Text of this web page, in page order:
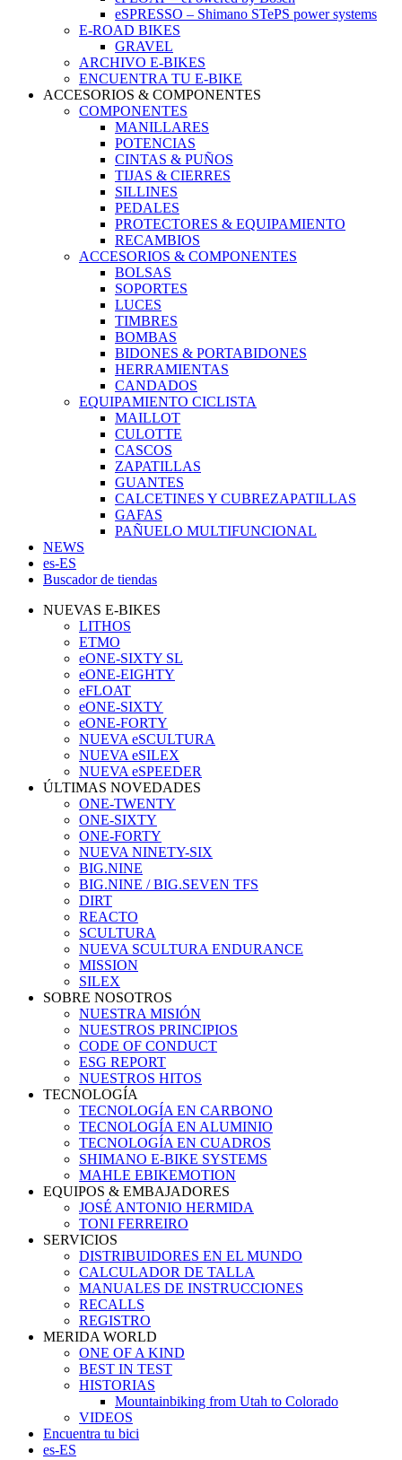
eSPRESSO – Shimano STePS power systems
E-ROAD BIKES
GRAVEL
ARCHIVO E-BIKES
ENCUENTRA TU E-BIKE
ACCESORIOS & COMPONENTES
COMPONENTES
MANILLARES
POTENCIAS
CINTAS & PUÑOS
TIJAS & CIERRES
SILLINES
PEDALES
PROTECTORES & EQUIPAMIENTO
RECAMBIOS
ACCESORIOS & COMPONENTES
BOLSAS
SOPORTES
LUCES
TIMBRES
BOMBAS
BIDONES & PORTABIDONES
HERRAMIENTAS
CANDADOS
EQUIPAMIENTO CICLISTA
MAILLOT
CULOTTE
CASCOS
ZAPATILLAS
GUANTES
CALCETINES Y CUBREZAPATILLAS
GAFAS
PAÑUELO MULTIFUNCIONAL
NEWS
es-ES
Buscador de tiendas
NUEVAS E-BIKES
LITHOS
ETMO
eONE-SIXTY SL
eONE-EIGHTY
eFLOAT
eONE-SIXTY
eONE-FORTY
NUEVA eSCULTURA
NUEVA eSILEX
NUEVA eSPEEDER
ÚLTIMAS NOVEDADES
ONE-TWENTY
ONE-SIXTY
ONE-FORTY
NUEVA NINETY-SIX
BIG.NINE
BIG.NINE / BIG.SEVEN TFS
DIRT
REACTO
SCULTURA
NUEVA SCULTURA ENDURANCE
MISSION
SILEX
SOBRE NOSOTROS
NUESTRA MISIÓN
NUESTROS PRINCIPIOS
CODE OF CONDUCT
ESG REPORT
NUESTROS HITOS
TECNOLOGÍA
TECNOLOGÍA EN CARBONO
TECNOLOGÍA EN ALUMINIO
TECNOLOGÍA EN CUADROS
SHIMANO E-BIKE SYSTEMS
MAHLE EBIKEMOTION
EQUIPOS & EMBAJADORES
JOSÉ ANTONIO HERMIDA
TONI FERREIRO
SERVICIOS
DISTRIBUIDORES EN EL MUNDO
CALCULADOR DE TALLA
MANUALES DE INSTRUCCIONES
RECALLS
REGISTRO
MERIDA WORLD
ONE OF A KIND
BEST IN TEST
HISTORIAS
Mountainbiking from Utah to Colorado
VIDEOS
Encuentra tu bici
es-ES